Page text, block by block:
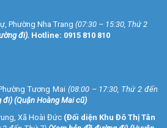
Phường Nha Trang (07:30 – 15:30, Thứ 2
đi). Hotline: 0915 810 810
Tương Mai (08:00 – 17:30, Thứ 2 đến
đi) (Quận Hoàng Mai cũ)
Xã Hoài Đức (Đối diện Khu Đô Thị Tân